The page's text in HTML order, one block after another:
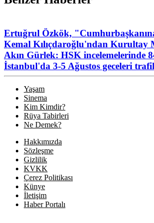
Ertuğrul Özkök,
Kemal Kılıçdaroğlu'ndan Kurultay
Akın Gürlek: HSK incelemelerinde
İstanbul'da 3-5 Ağustos geceleri
Yaşam
Sinema
Kim Kimdir?
Rüya Tabirleri
Ne Demek?
Hakkımızda
Sözleşme
Gizlilik
KVKK
Çerez Politikası
Künye
İletişim
Haber Portalı